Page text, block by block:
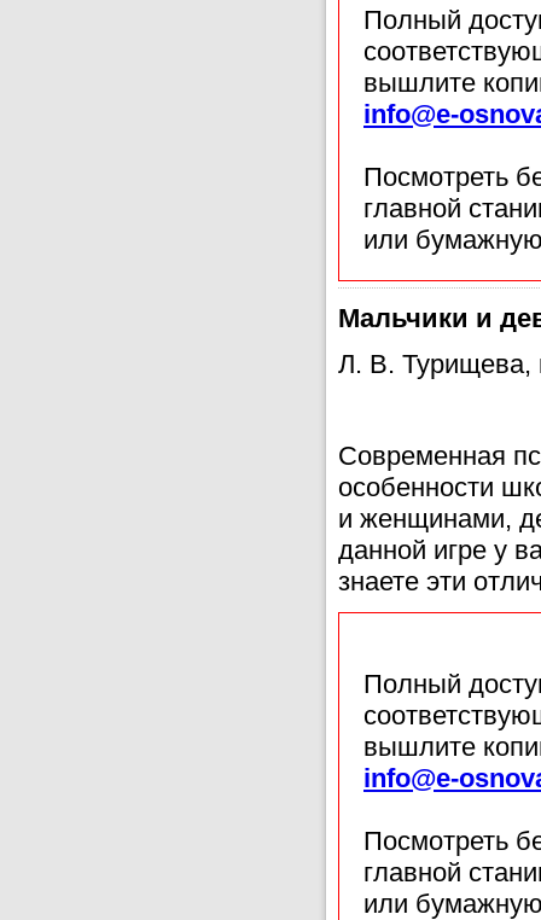
Полный
вышлите
info@e-
Посмотреть
главной
или
Мальчики и
Л. В. Турищева,
Современная
особенности
и женщинами,
данной игре у
знаете эти
Полный
вышлите
info@e-
Посмотреть
главной
или